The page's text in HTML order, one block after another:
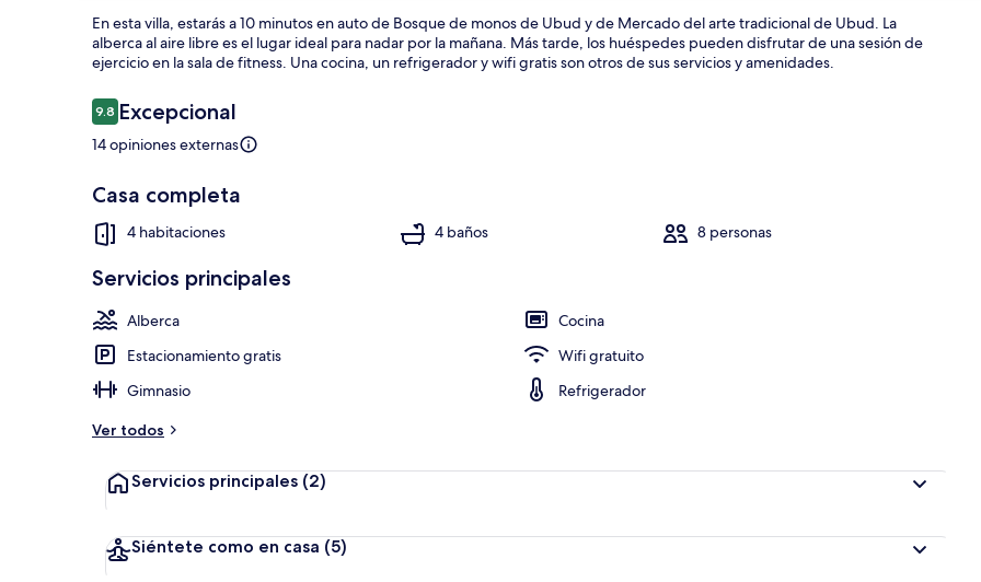
En esta villa, estarás a 10 minutos en auto de Bosque de monos de Ubud y de Mercado del arte tradicional de Ubud. La
alberca al aire libre es el lugar ideal para nadar por la mañana. Más tarde, los huéspedes pueden disfrutar de una sesión de
ejercicio en la sala de fitness. Una cocina, un refrigerador y wifi gratis son otros de sus servicios y amenidades.
Opiniones
9.89.8 de 10,
Excepcional
14 opiniones externas
Casa completa
4 habitaciones 4 baños 8 personas
Servicios principales
Alberca
Cocina
Estacionamiento gratis
Wifi gratuito
Gimnasio
Refrigerador
Ver todos
Servicios principales (2)
Siéntete como en casa (5)